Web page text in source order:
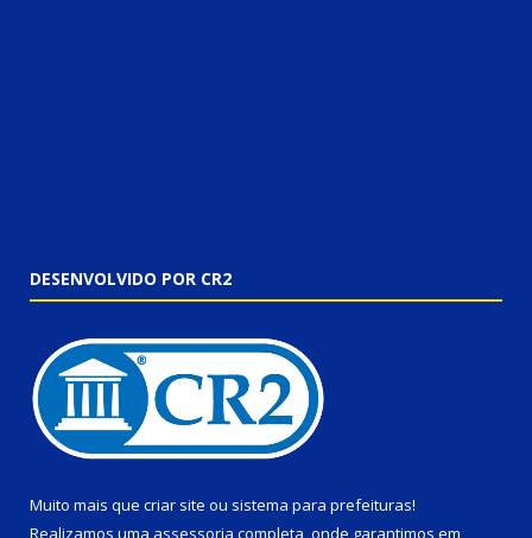
DESENVOLVIDO POR CR2
Muito mais que criar site ou sistema para prefeituras!
Realizamos uma assessoria completa, onde garantimos em